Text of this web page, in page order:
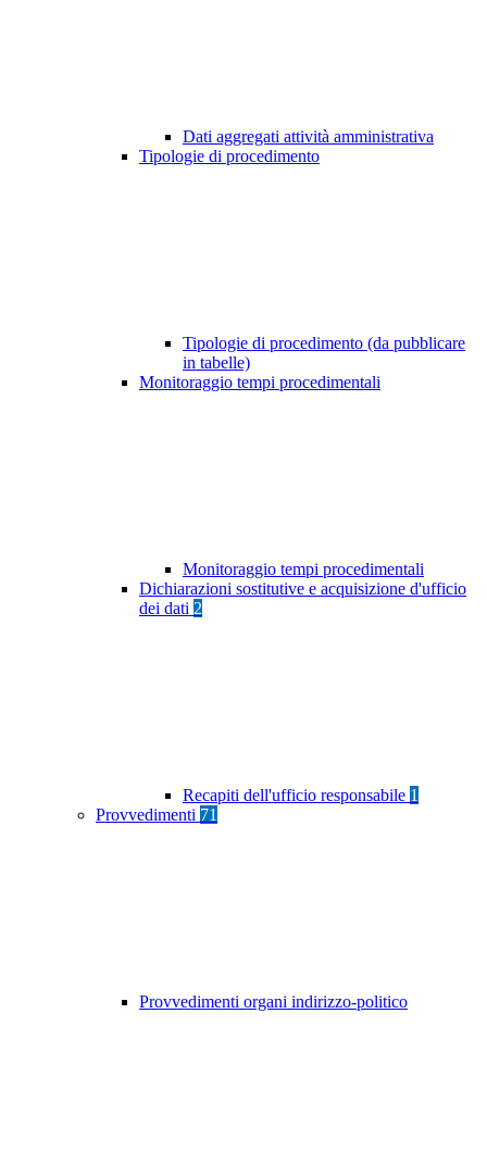
Dati aggregati attività amministrativa
Tipologie di procedimento
Tipologie di procedimento (da pubblicare
in tabelle)
Monitoraggio tempi procedimentali
Monitoraggio tempi procedimentali
Dichiarazioni sostitutive e acquisizione d'ufficio
dei dati 2
Recapiti dell'ufficio responsabile 1
Provvedimenti 71
Provvedimenti organi indirizzo-politico